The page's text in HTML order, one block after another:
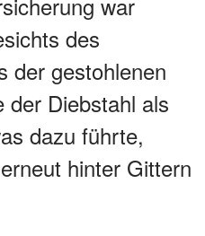
des
der gestohlenen
der Diebstahl als
dazu führte,
hinter Gittern